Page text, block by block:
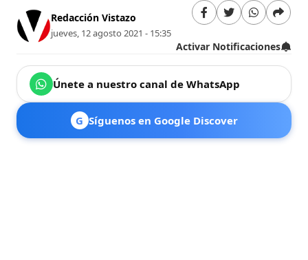
Redacción Vistazo
jueves, 12 agosto 2021 - 15:35
Activar Notificaciones
Únete a nuestro canal de WhatsApp
G Síguenos en Google Discover